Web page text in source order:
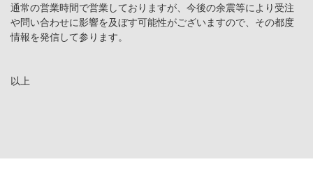
通常の営業時間で営業しておりますが、今後の余震等により受注
や問い合わせに影響を及ぼす可能性がございますので、その都度
情報を発信して参ります。
以上